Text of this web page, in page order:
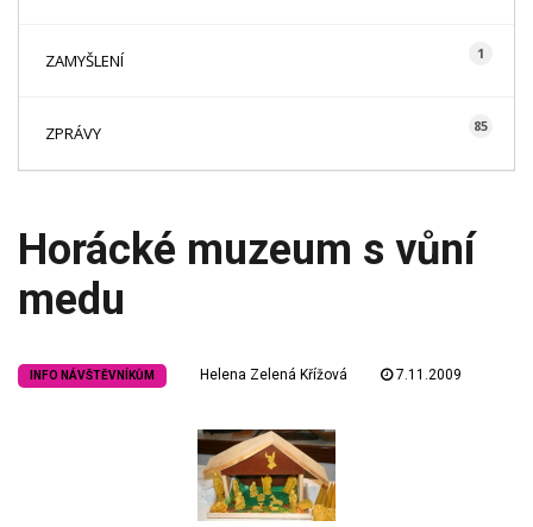
ZAMYŠLENÍ 1
ZPRÁVY 85
Horácké muzeum s vůní
medu
INFO NÁVŠTĚVNÍKŮM Helena Zelená Křížová 7.11.2009